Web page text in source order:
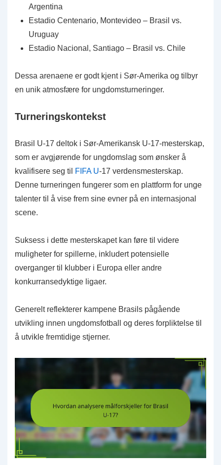
Argentina
Estadio Centenario, Montevideo – Brasil vs.
Uruguay
Estadio Nacional, Santiago – Brasil vs. Chile
Dessa arenaene er godt kjent i Sør-Amerika og tilbyr
en unik atmosfære for ungdomsturneringer.
Turneringskontekst
Brasil U-17 deltok i Sør-Amerikansk U-17-mesterskap,
som er avgjørende for ungdomslag som ønsker å
kvalifisere seg til
FIFA U-17 verdensmesterskap.
Denne turneringen fungerer som en plattform for unge
talenter til å vise frem sine evner på en internasjonal
scene.
Suksess i dette mesterskapet kan føre til videre
muligheter for spillerne, inkludert potensielle
overganger til klubber i Europa eller andre
konkurransedyktige ligaer.
Generelt reflekterer kampene Brasils pågående
utvikling innen ungdomsfotball og deres forpliktelse til
å utvikle fremtidige stjerner.